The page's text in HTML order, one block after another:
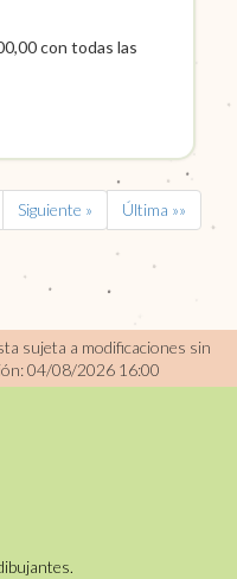
con todas las
Siguiente » Última »»
sujeta a modificaciones sin
04/08/2026 16:00